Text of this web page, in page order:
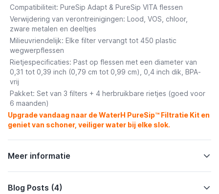
Compatibiliteit: PureSip Adapt & PureSip VITA flessen
Verwijdering van verontreinigingen: Lood, VOS, chloor,
zware metalen en deeltjes
Milieuvriendelijk: Elke filter vervangt tot 450 plastic
wegwerpflessen
Rietjespecificaties: Past op flessen met een diameter van
0,31 tot 0,39 inch (0,79 cm tot 0,99 cm), 0,4 inch dik, BPA-
vrij
Pakket: Set van 3 filters + 4 herbruikbare rietjes (goed voor
6 maanden)
Upgrade vandaag naar de WaterH PureSip™ Filtratie Kit en
geniet van schoner, veiliger water bij elke slok.
Meer informatie
Blog Posts (4)